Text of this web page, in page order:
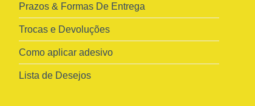
Prazos & Formas De Entrega
Trocas e Devoluções
Como aplicar adesivo
Lista de Desejos